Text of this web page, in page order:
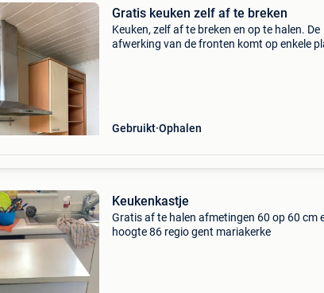
Gratis keuken zelf af te breken
Keuken, zelf af te breken en op te halen. De
afwerking van de fronten komt op enkele
Gebruikt Ophalen
Keukenkastje
Gratis af te halen afmetingen 60 op 60 cm
hoogte 86 regio gent mariakerke